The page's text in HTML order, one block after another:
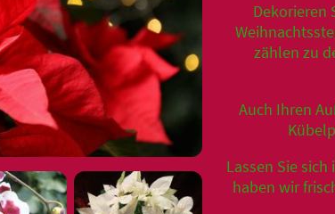
Dekorieren
zählen zu
Auch Ihren
Lassen Sie
haben wir